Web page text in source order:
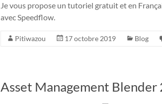
Je vous propose un tutoriel gratuit et en
avec Speedflow.
Pitiwazou 17 octobre 2019 Blog
Asset Management Blender